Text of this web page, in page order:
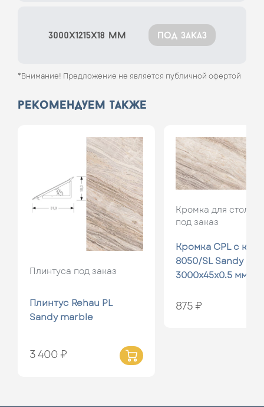
3000x1215x18 мм под заказ
*Внимание! Предложение не является публичной офертой
рекомендуем также
Плинтуса под заказ
Плинтус Rehau PL
Sandy marble
3 400 ₽
Кромка для
под заказ
Кромка CPL с
8050/SL Sandy
3000x45x0.5 мм
875 ₽